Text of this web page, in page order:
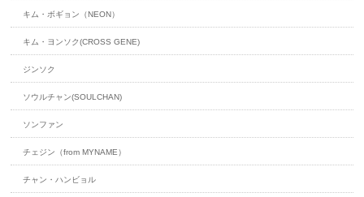
キム・ボギョン（NEON）
キム・ヨンソク(CROSS GENE)
ジンソク
ソウルチャン(SOULCHAN)
ソンファン
チェジン（from MYNAME）
チャン・ハンビョル